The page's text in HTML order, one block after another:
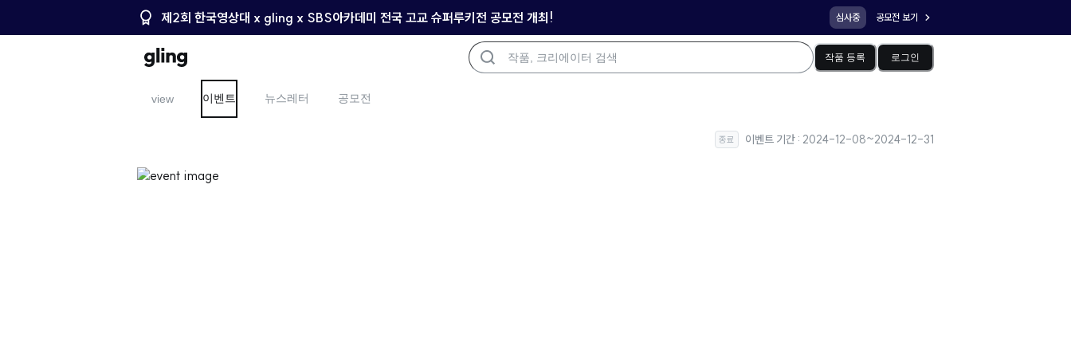
제2회 한국영상대 x gling x SBS아카데미 전국 고교 슈퍼루키전 공모전 개최! 심사중 공모전 보기
작품 등록 로그인
view 이벤트 뉴스레터 공모전
종료 이벤트 기간 : 2024-12-08~2024-12-31